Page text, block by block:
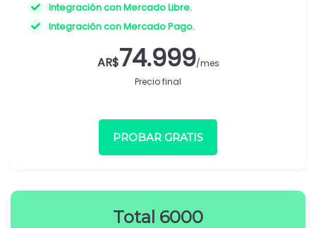
Integración con Mercado Libre.
Integración con Mercado Pago.
AR$74.999/mes
Precio final
PROBAR GRATIS
Total 6000